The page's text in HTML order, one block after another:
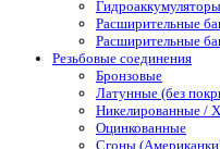
Гидроаккумуляторы
Расширительные
Расширительные
Резьбовые соединения
Бронзовые
Латунные (без
Никелированные /
Оцинкованные
Сгоны